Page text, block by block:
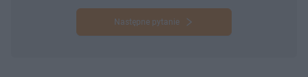
Następne pytanie